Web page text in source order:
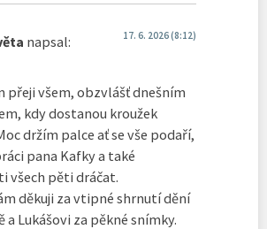
napsal: 17. 6. 2026 (8:12)
přeji všem, obzvlášť dnešním
kdy dostanou kroužek
držím palce ať se vše podaří,
pana Kafky a také
všech pěti dráčat.
děkuji za vtipné shrnutí dění
a Lukášovi za pěkné snímky.